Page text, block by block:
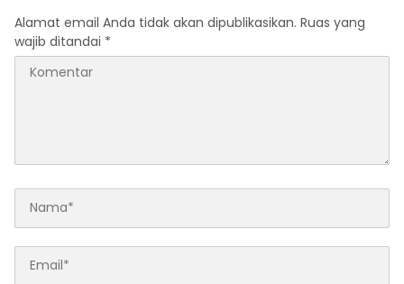
Alamat email Anda tidak akan dipublikasikan. Ruas yang
wajib ditandai *